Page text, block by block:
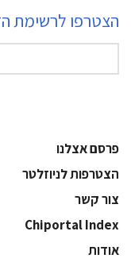
הצטרפו לרשימת
פרסם אצלנו
הצטרפות לניוזלטר
צור קשר
Chiportal Index
אודות